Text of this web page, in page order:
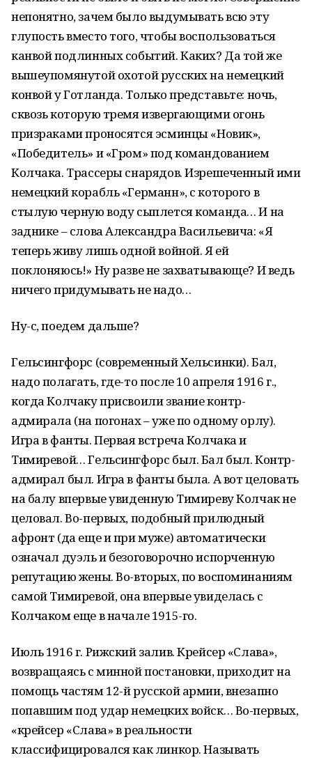
непонятно, зачем было выдумывать всю эту
глупость вместо того, чтобы воспользоваться
канвой подлинных событий. Каких? Да той же
вышеупомянутой охотой русских на немецкий
конвой у Готланда. Только представьте: ночь,
сквозь которую тремя извергающими огонь
призраками проносятся эсминцы «Новик»,
«Победитель» и «Гром» под командованием
Колчака. Трассеры снарядов. Изрешеченный ими
немецкий корабль «Германн», с которого в
стылую черную воду сыплется команда… И на
заднике – слова Александра Васильевича: «Я
теперь живу лишь одной войной. Я ей
поклоняюсь!» Ну разве не захватывающе? И ведь
ничего придумывать не надо…
Ну-с, поедем дальше?
Гельсингфорс (современный Хельсинки). Бал,
надо полагать, где-то после 10 апреля 1916 г.,
когда Колчаку присвоили звание контр-
адмирала (на погонах – уже по одному орлу).
Игра в фанты. Первая встреча Колчака и
Тимиревой… Гельсингфорс был. Бал был. Контр-
адмирал был. Игра в фанты была. А вот целовать
на балу впервые увиденную Тимиреву Колчак не
целовал. Во-первых, подобный прилюдный
афронт (да еще и при муже) автоматически
означал дуэль и безоговорочно испорченную
репутацию жены. Во-вторых, по воспоминаниям
самой Тимиревой, она впервые увиделась с
Колчаком еще в начале 1915-го.
Июль 1916 г. Рижский залив. Крейсер «Слава»,
возвращаясь с минной постановки, приходит на
помощь частям 12-й русской армии, внезапно
попавшим под удар немецких войск… Во-первых,
«крейсер «Слава» в реальности
классифицировался как линкор. Называть